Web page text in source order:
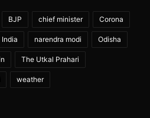
BJP chief minister Corona
India narendra modi Odisha
The Utkal Prahari
weather